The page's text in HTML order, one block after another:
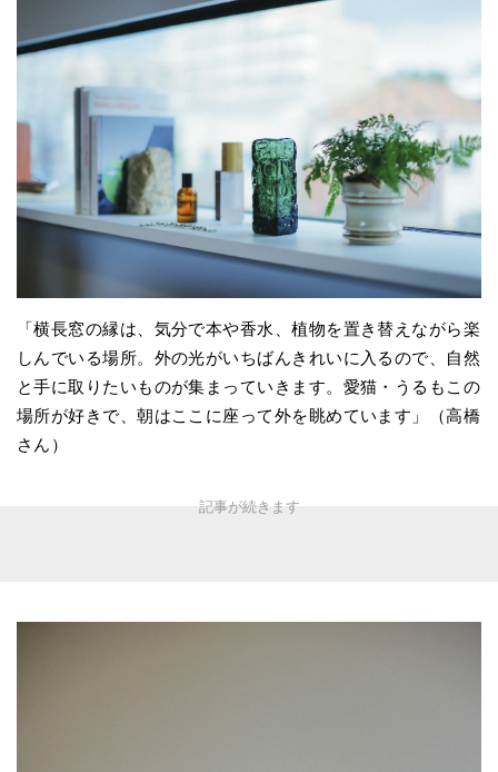
「横長窓の縁は、気分で本や香水、植物を置き替えながら楽
しんでいる場所。外の光がいちばんきれいに入るので、自然
と手に取りたいものが集まっていきます。愛猫・うるもこの
場所が好きで、朝はここに座って外を眺めています」（高橋
さん）